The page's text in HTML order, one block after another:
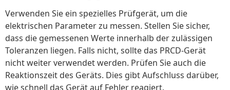
Verwenden Sie ein spezielles Prüfgerät, um die
elektrischen Parameter zu messen. Stellen Sie sicher,
dass die gemessenen Werte innerhalb der zulässigen
Toleranzen liegen. Falls nicht, sollte das PRCD-Gerät
nicht weiter verwendet werden. Prüfen Sie auch die
Reaktionszeit des Geräts. Dies gibt Aufschluss darüber,
wie schnell das Gerät auf Fehler reagiert.